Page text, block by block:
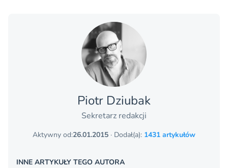
Piotr Dziubak
Sekretarz redakcji
Aktywny od:26.01.2015 · Dodał(a): 1431 artykułów
INNE ARTYKUŁY TEGO AUTORA